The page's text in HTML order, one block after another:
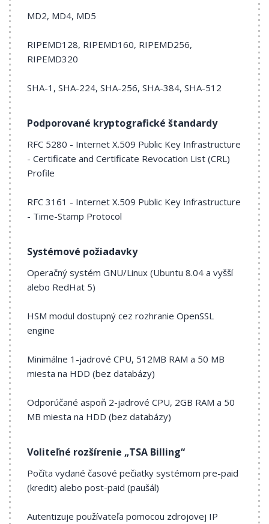
MD2, MD4, MD5
RIPEMD128, RIPEMD160, RIPEMD256,
RIPEMD320
SHA-1, SHA-224, SHA-256, SHA-384, SHA-512
Podporované kryptografické štandardy
RFC 5280 - Internet X.509 Public Key Infrastructure
- Certificate and Certificate Revocation List (CRL)
Profile
RFC 3161 - Internet X.509 Public Key Infrastructure
- Time-Stamp Protocol
Systémové požiadavky
Operačný systém GNU/Linux (Ubuntu 8.04 a vyšší
alebo RedHat 5)
HSM modul dostupný cez rozhranie OpenSSL
engine
Minimálne 1-jadrové CPU, 512MB RAM a 50 MB
miesta na HDD (bez databázy)
Odporúčané aspoň 2-jadrové CPU, 2GB RAM a 50
MB miesta na HDD (bez databázy)
Voliteľné rozšírenie „TSA Billing“
Počíta vydané časové pečiatky systémom pre-paid
(kredit) alebo post-paid (paušál)
Autentizuje používateľa pomocou zdrojovej IP